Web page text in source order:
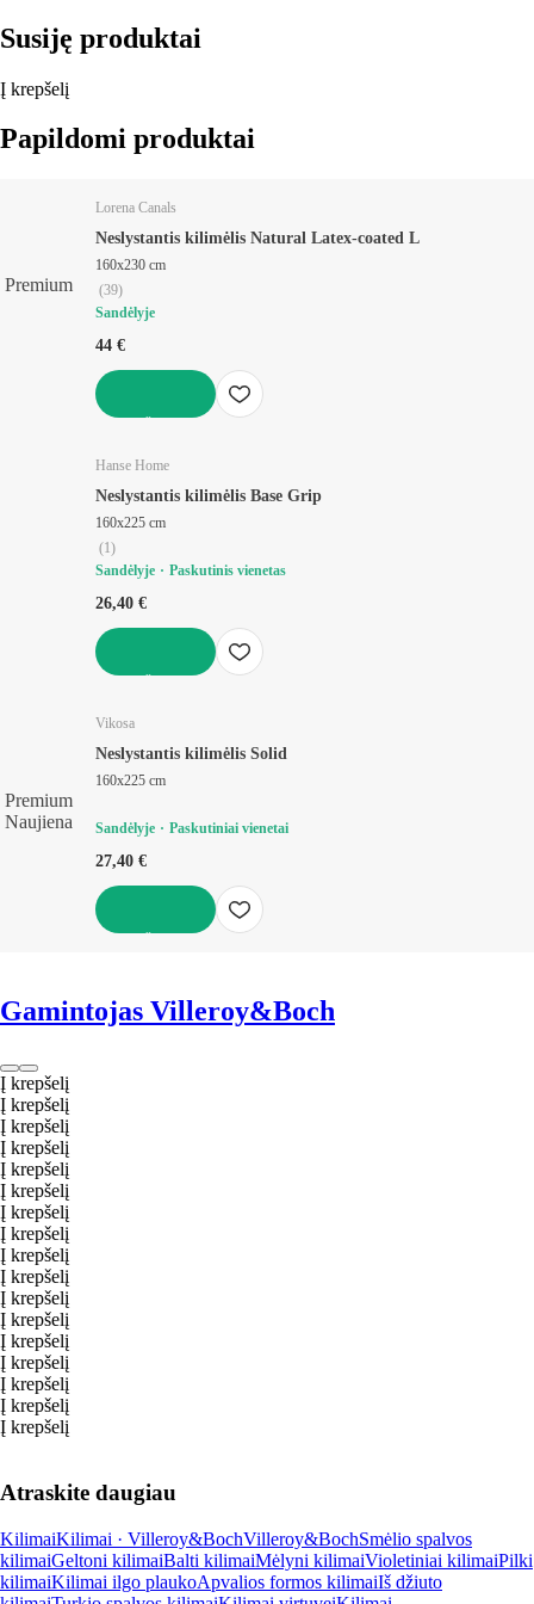
Susiję produktai
Į krepšelį
Papildomi produktai
Premium
Lorena Canals
Neslystantis kilimėlis Natural Latex-coated L
160x230 cm
(39)
Sandėlyje
44 €
Hanse Home
Neslystantis kilimėlis Base Grip
160x225 cm
(1)
Sandėlyje
Paskutinis vienetas
26,40 €
Premium
Naujiena
Vikosa
Neslystantis kilimėlis Solid
160x225 cm
Sandėlyje Paskutiniai vienetai
27,40 €
Gamintojas Villeroy&Boch
Į krepšelį
Į krepšelį
Į krepšelį
Į krepšelį
Į krepšelį
Į krepšelį
Į krepšelį
Į krepšelį
Į krepšelį
Į krepšelį
Į krepšelį
Į krepšelį
Į krepšelį
Į krepšelį
Į krepšelį
Į krepšelį
Į krepšelį
Atraskite daugiau
KilimaiKilimai · Villeroy&BochVilleroy&BochSmėlio spalvos
kilimaiGeltoni kilimaiBalti kilimaiMėlyni kilimaiVioletiniai kilimaiPilki
kilimaiKilimai ilgo plaukoApvalios formos kilimaiIš džiuto